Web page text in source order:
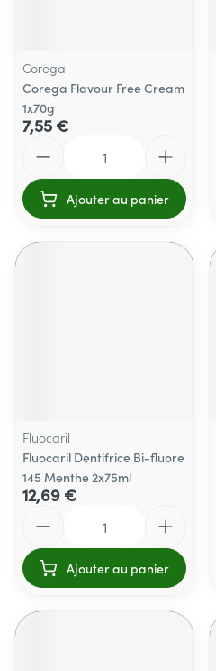
Corega
Corega Flavour Free Cream
1x70g
7,55 €
Ajouter au panier
Fluocaril
Fluocaril Dentifrice Bi-fluore
145 Menthe 2x75ml
12,69 €
Ajouter au panier